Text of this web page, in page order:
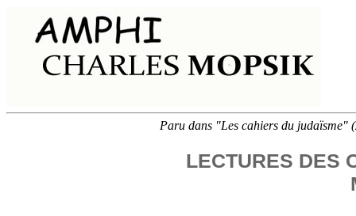
Paru dans "Les cahiers du judaïsme"
LECTURES DES